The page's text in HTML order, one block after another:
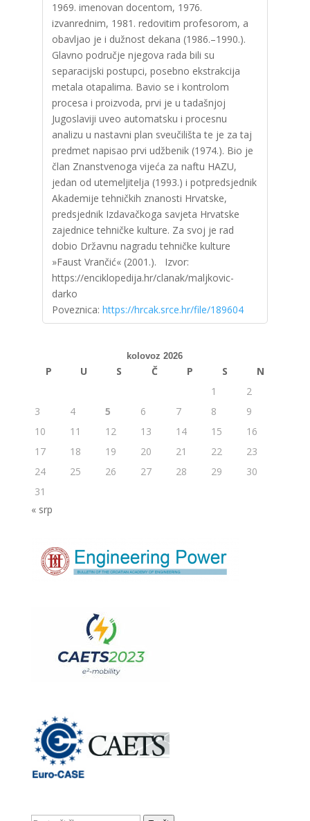
1969. imenovan docentom, 1976.
izvanrednim, 1981. redovitim profesorom, a
obavljao je i dužnost dekana (1986.–1990.).
Glavno područje njegova rada bili su
separacijski postupci, posebno ekstrakcija
metala otapalima. Bavio se i kontrolom
procesa i proizvoda, prvi je u tadašnjoj
Jugoslaviji uveo automatsku i procesnu
analizu u nastavni plan sveučilišta te je za taj
predmet napisao prvi udžbenik (1974.). Bio je
član Znanstvenoga vijeća za naftu HAZU,
jedan od utemeljitelja (1993.) i potpredsjednik
Akademije tehničkih znanosti Hrvatske,
predsjednik Izdavačkoga savjeta Hrvatske
zajednice tehničke kulture. Za svoj je rad
dobio Državnu nagradu tehničke kulture
»Faust Vrančić« (2001.). Izvor:
https://enciklopedija.hr/clanak/maljkovic-
darko
Poveznica: https://hrcak.srce.hr/file/189604
kolovoz 2026
P U S Č P S
N
1
2
3
4 5 6 7 8
9
10
11 12 13 14 15
16
17
18 19 20 21 22
23
24
25 26 27 28 29
30
31
« srp